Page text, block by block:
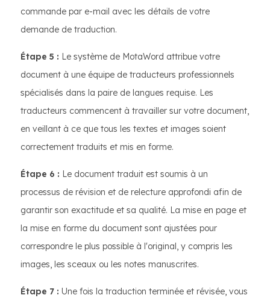
commande par e-mail avec les détails de votre
demande de traduction.
Étape 5 : Le système de MotaWord attribue votre
document à une équipe de traducteurs professionnels
spécialisés dans la paire de langues requise. Les
traducteurs commencent à travailler sur votre document,
en veillant à ce que tous les textes et images soient
correctement traduits et mis en forme.
Étape 6 : Le document traduit est soumis à un
processus de révision et de relecture approfondi afin de
garantir son exactitude et sa qualité. La mise en page et
la mise en forme du document sont ajustées pour
correspondre le plus possible à l'original, y compris les
images, les sceaux ou les notes manuscrites.
Étape 7 : Une fois la traduction terminée et révisée, vous